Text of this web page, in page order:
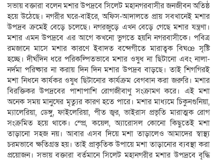
সভায় বক্তারা বলেন মশার উপদ্রবে সিলেট মহানগরবাসীর জনজীবন অতিষ্ঠ
হয়ে উঠেছে। নগরীর ঘরে-বাইরে, অফিস-আদালতে প্রায় সবখানেই মশার
উপদ্রব ক্রমেই বেড়ে চলেছে। নগরজুড়ে এখন বেড়ে গেছে মশার যন্ত্রণা।
মশার এমন উপদ্রবে এর আগে কখনো ভুগতে হয়নি নগরবাসীকে। পবিত্র
রমজানে মাসে মশার কারণে ইবাদত বন্দেগীতে মারাত্বক বিঘœ সৃষ্টি
হচ্ছে। দীর্ঘদিন ধরে পরিকল্পিতভাবে মশার ওষুধ না ছিটানো এবং নালা-
নর্দমা পরিষ্কার না করায় দিন দিন মশার উপদ্রব বাড়ছে। তাই শিগগিরই
মশা নিধনে কার্যকর ওষুধ ছিটানোর কার্যক্রম বেগবান করা জরুরি। মশার
বিরক্তিকর উপদ্রবের পাশাপাশি রোগজীবাণু সংক্রামণ করে। এই মশা
অনেক সময় মানুষের মৃত্যুর কারণ হতে পারে। মশার মাধ্যমে চিকুনগুনিয়া,
ম্যালেরিয়া, ডেঙ্গু, ফাইলেরিয়া, পীত জ্বর, ভাইরাস প্রভৃতি মারাত্মক রোগ
সংক্রমিত হয়ে থাকে। স্প্রে, কয়েল, অ্যারোসল কোনো কিছুতেই মশা
তাড়ানো সহজ নয়। আবার এসব দিয়ে মশা তাড়ালেও আমাদের স্বাস্থ্য
চরমভাবে ক্ষতিগ্রস্ত হয়। তাই প্রাকৃতিক উপায়ে মশা তাড়ানোর ব্যবস্থা করা
প্রয়োজন। সভায় বক্তারা বর্তমানে সিলেট মহানগরীর মশার উপদ্রবে বৃদ্ধি